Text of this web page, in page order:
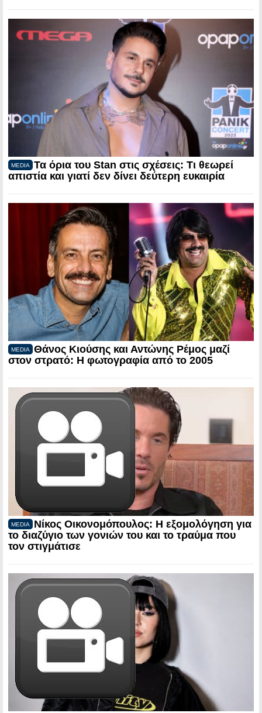
MEDIA
Τα όρια του Stan στις σχέσεις: Τι θεωρεί
απιστία και γιατί δεν δίνει δεύτερη ευκαιρία
MEDIA
Θάνος Κιούσης και Αντώνης Ρέμος μαζί
στον στρατό: Η φωτογραφία από το 2005
MEDIA
Νίκος Οικονομόπουλος: Η εξομολόγηση για
το διαζύγιο των γονιών του και το τραύμα που
τον στιγμάτισε